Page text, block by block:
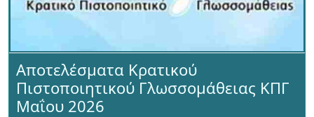
Αποτελέσματα Κρατικού
Πιστοποιητικού Γλωσσομάθειας ΚΠΓ
Μαΐου 2026